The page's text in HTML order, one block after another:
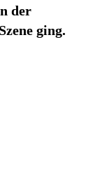
der
ging.